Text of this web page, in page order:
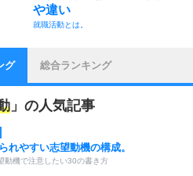
や違い
就職活動とは。
グ 総合ランキング
」の人気記事
れやすい志望動機の構成。
動機で注意したい30の書き方